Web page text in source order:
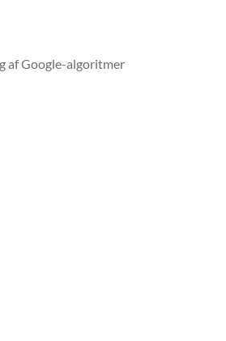
af Google-algoritmer